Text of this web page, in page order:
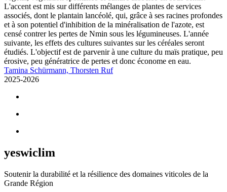
L'accent est mis sur différents mélanges de plantes de services
associés, dont le plantain lancéolé, qui, grâce à ses racines profondes
et à son potentiel d'inhibition de la minéralisation de l'azote, est
censé contrer les pertes de Nmin sous les légumineuses. L'année
suivante, les effets des cultures suivantes sur les céréales seront
étudiés. L'objectif est de parvenir à une culture du maïs pratique, peu
érosive, peu génératrice de pertes et donc économe en eau.
Tamina Schürmann, Thorsten Ruf
2025-2026
yeswiclim
Soutenir la durabilité et la résilience des domaines viticoles de la
Grande Région